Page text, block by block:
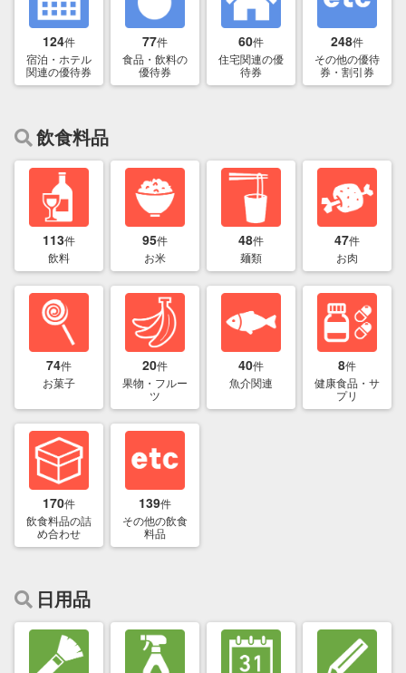
124件
宿泊・ホテル
関連の優待券
77件
食品・飲料の
優待券
60件
住宅関連の優
待券
248件
その他の優待
券・割引券
飲食料品
113件
飲料
95件
お米
48件
麺類
47件
お肉
74件
お菓子
20件
果物・フルー
ツ
40件
魚介関連
8件
健康食品・サ
プリ
170件
飲食料品の詰
め合わせ
139件
その他の飲食
料品
日用品